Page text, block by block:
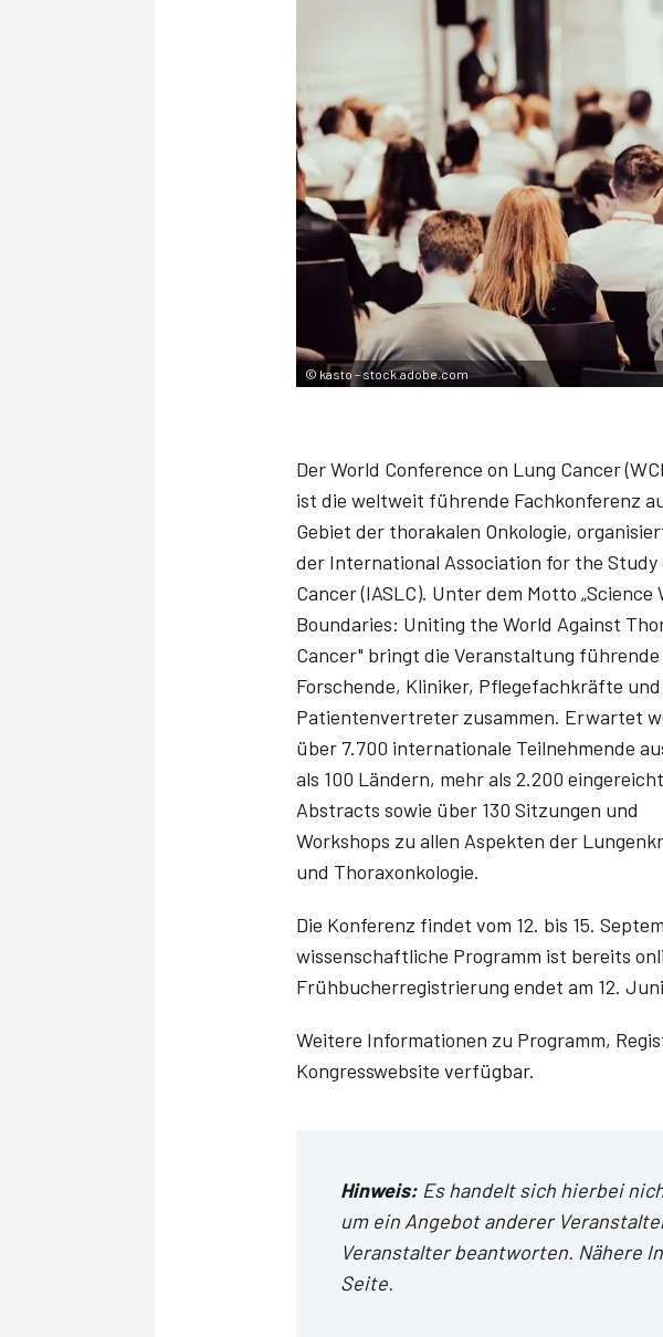
© kasto – stock.adobe.com
Der World Conference on Lung Cancer
ist die weltweit führende Fachkonferenz
Gebiet der thorakalen Onkologie,
der International Association for the Study
Cancer (IASLC). Unter dem Motto
Boundaries: Uniting the World Against
Cancer" bringt die Veranstaltung führende
Forschende, Kliniker, Pflegefachkräfte und
Patientenvertreter zusammen. Erwartet
über 7.700 internationale Teilnehmende
als 100 Ländern, mehr als 2.200
Abstracts sowie über 130 Sitzungen und
Workshops zu allen Aspekten der
und Thoraxonkologie.
Die Konferenz findet vom 12. bis 15.
wissenschaftliche Programm ist bereits
Frühbucherregistrierung endet am 12.
Weitere Informationen zu Programm,
Kongresswebsite verfügbar.
Hinweis: Es handelt sich hierbei
um ein Angebot anderer
Veranstalter beantworten. Nähere
Seite.